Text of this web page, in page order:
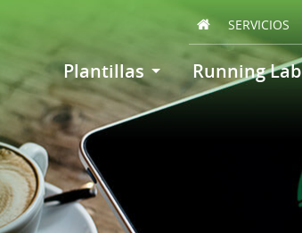
Plantillas Running Lab
SERVICIOS